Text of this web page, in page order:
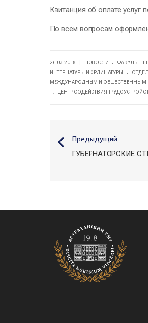
Квитанция об оплате
По всем вопросам
26.03.2018 НОВОСТИ .
ИНТЕРНАТУРЫ И ОРДИНАТУРЫ
.
МЕЖДУНАРОДНЫМ И ОБЩЕСТВЕННЫМ
. ЦЕНТР СОДЕЙСТВИЯ
Предыдущий
ГУБЕРНАТОРСКИЕ